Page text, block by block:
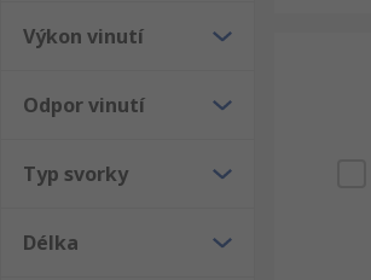
Výkon vinutí
Odpor vinutí
Typ svorky
Délka